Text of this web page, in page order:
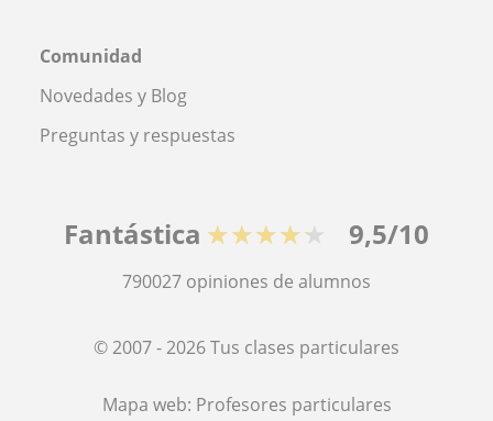
Comunidad
Novedades y Blog
Preguntas y respuestas
Fantástica ★★★★★ 9,5/10
790027 opiniones de alumnos
© 2007 - 2026 Tus clases particulares
Mapa web: Profesores particulares